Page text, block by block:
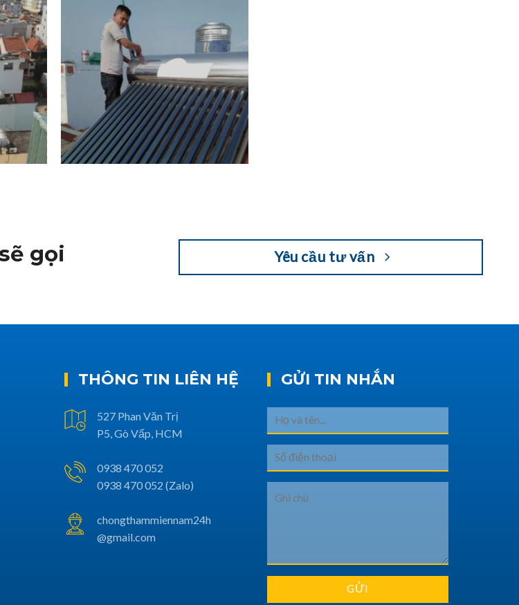
gọi
Yêu cầu tư vấn
THÔNG TIN LIÊN HỆ
527 Phan Văn Trị
P5, Gò Vấp, HCM
0938 470 052
0938 470 052 (Zalo)
chongthammiennam24h
@gmail.com
GỬI TIN NHẮN